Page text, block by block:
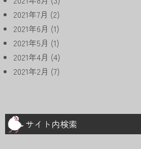
2021年7月 (2)
2021年6月 (1)
2021年5月 (1)
2021年4月 (4)
2021年2月 (7)
サイト内検索